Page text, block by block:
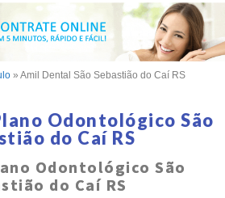
» Amil Dental São Sebastião do Caí RS
Odontológico São
do Caí RS
Odontológico São
do Caí RS